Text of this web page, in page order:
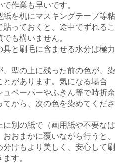
作業も早いです。
紙を机にマスキングテープ等粘
っておくと、途中でずれるこ
も構いません。
と刷毛に含ませる水分は極力
型の上に残った前の色が、染
があります。気になる場合
ュペーパーやふきん等で時折余
から、次の色を染めてくださ
別の紙で（画用紙や不要なは
おまかに覆いながら行うと、
けもより美しく、安心して刷
す。